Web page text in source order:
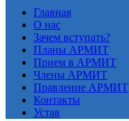
Главная
О нас
Зачем вступать?
Планы АРМИТ
Прием в АРМИТ
Члены АРМИТ
Правление АРМИТ
Контакты
Устав